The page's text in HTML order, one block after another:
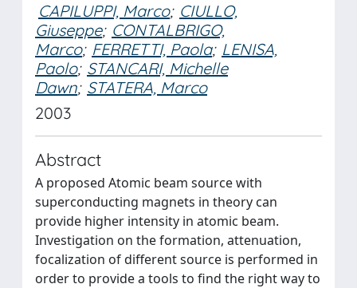
CAPILUPPI, Marco; CIULLO,
Giuseppe; CONTALBRIGO,
Marco; FERRETTI, Paola; LENISA,
Paolo; STANCARI, Michelle
Dawn; STATERA, Marco
2003
Abstract
A proposed Atomic beam source with
superconducting magnets in theory can
provide higher intensity in atomic beam.
Investigation on the formation, attenuation,
focalization of different source is performed in
order to provide a tools to find the right way to